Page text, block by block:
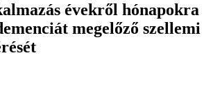
évekről hónapokra
megelőző szellemi